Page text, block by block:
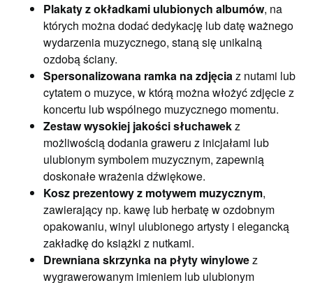
Plakaty z okładkami ulubionych albumów, na
których można dodać dedykację lub datę ważnego
wydarzenia muzycznego, staną się unikalną
ozdobą ściany.
Spersonalizowana ramka na zdjęciaz nutami lub
cytatem o muzyce, w którą można włożyć zdjęcie z
koncertu lub wspólnego muzycznego momentu.
Zestaw wysokiej jakości słuchawekz
możliwością dodania graweru z inicjałami lub
ulubionym symbolem muzycznym, zapewnią
doskonałe wrażenia dźwiękowe.
Kosz prezentowy z motywem muzycznym,
zawierający np. kawę lub herbatę w ozdobnym
opakowaniu, winyl ulubionego artysty i elegancką
zakładkę do książki z nutkami.
Drewniana skrzynka na płyty winylowez
wygrawerowanym imieniem lub ulubionym